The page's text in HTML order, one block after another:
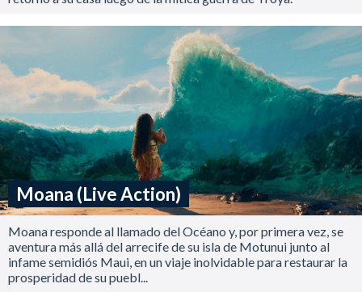
Moana (Live Action)
Moana responde al llamado del Océano y, por primera vez, se
aventura más allá del arrecife de su isla de Motunui junto al
infame semidiós Maui, en un viaje inolvidable para restaurar la
prosperidad de su puebl...